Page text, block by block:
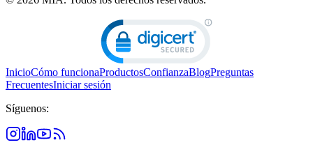
InicioCómo funcionaProductosConfianzaBlogPreguntas
FrecuentesIniciar sesión
Síguenos: